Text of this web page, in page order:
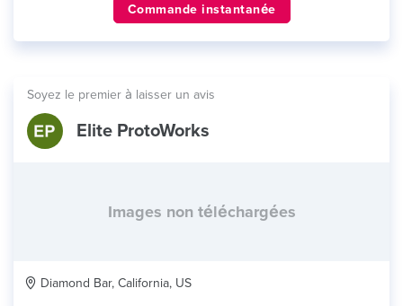
Commande instantanée
Soyez le premier à laisser un avis
Elite ProtoWorks
Images non téléchargées
Diamond Bar, California, US